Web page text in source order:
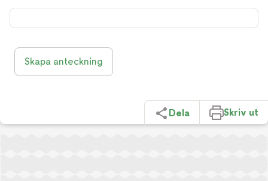
Skapa anteckning
Dela Skriv ut